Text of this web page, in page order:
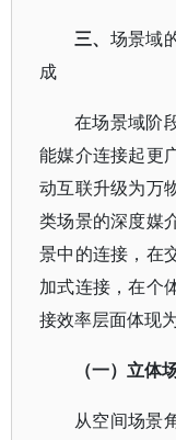
三、 场景域
成
在场景域阶
能媒介连接起更
动互联升级为万
类场景的深度媒
景中的连接，在
加式连接，在个
接效率层面体现
（一）立体
从空间场景